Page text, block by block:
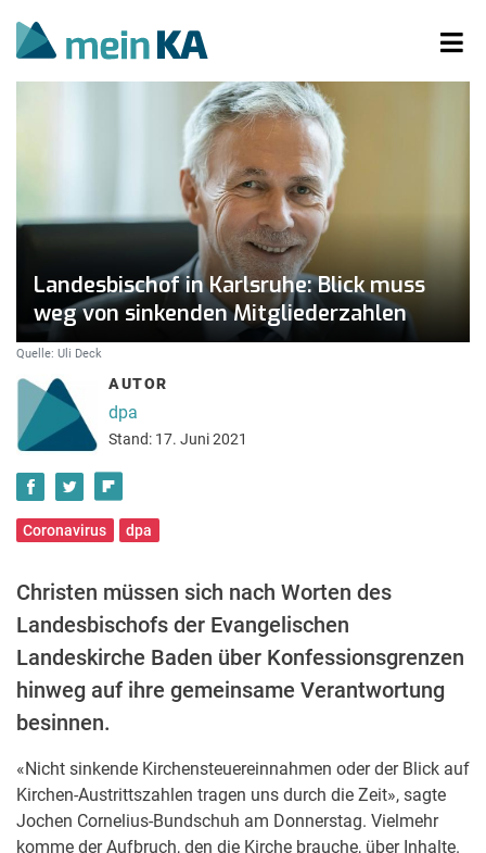
Landesbischof in Karlsruhe: Blick muss
weg von sinkenden Mitgliederzahlen
Quelle: Uli Deck
AUTOR
dpa
Stand: 17. Juni 2021
Coronavirus dpa
Christen müssen sich nach Worten des
Landesbischofs der Evangelischen
Landeskirche Baden über Konfessionsgrenzen
hinweg auf ihre gemeinsame Verantwortung
besinnen.
«Nicht sinkende Kirchensteuereinnahmen oder der Blick auf
Kirchen-Austrittszahlen tragen uns durch die Zeit», sagte
Jochen Cornelius-Bundschuh am Donnerstag. Vielmehr
komme der Aufbruch, den die Kirche brauche, über Inhalte.